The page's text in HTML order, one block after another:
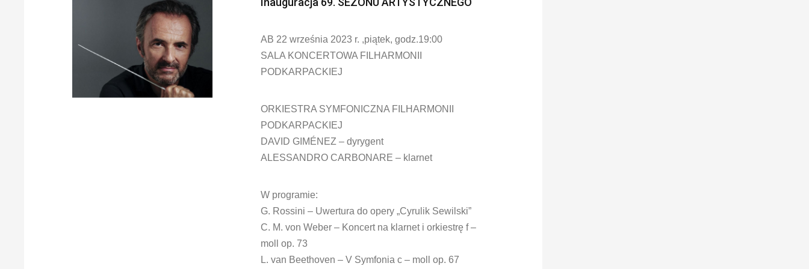
AB 22 września 2023 r. ,piątek, godz.19:00
SALA KONCERTOWA FILHARMONII
PODKARPACKIEJ
ORKIESTRA SYMFONICZNA FILHARMONII
PODKARPACKIEJ
DAVID GIMÉNEZ – dyrygent
ALESSANDRO CARBONARE – klarnet
W programie:
G. Rossini – Uwertura do opery „Cyrulik Sewilski”
C. M. von Weber – Koncert na klarnet i orkiestrę f –
moll op. 73
L. van Beethoven – V Symfonia c – moll op. 67